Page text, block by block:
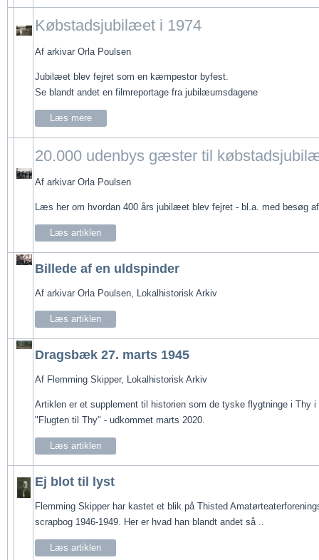
Købstadsjubilæet i 1974
Af arkivar Orla Poulsen
Jubilæet blev fejret som en kæmpestor byfest.
Se blandt andet en filmreportage fra jubilæumsdagene
Læs mere
20.000 udenbys gæster til
Af arkivar Orla Poulsen
Læs her om hvordan 400 års jubilæet blev fejret - bl.a. med besøg
Læs artiklen
Billede af en uldspinder
Af arkivar Orla Poulsen, Lokalhistorisk Arkiv
Læs artiklen
Dragsbæk 27. marts 1945
Af Flemming Skipper, Lokalhistorisk Arkiv
Artiklen er et supplement til historien som de tyske flygtninge i Thy
"Flugten til Thy" - udkommet marts 2020.
Læs artiklen
Ej blot til lyst
Flemming Skipper har kastet et blik på Thisted
scrapbog 1946-1949. Her er hvad han blandt andet så ..
Læs artiklen